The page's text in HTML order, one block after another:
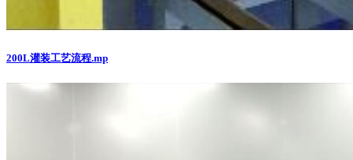
200L灌装工艺流程.mp